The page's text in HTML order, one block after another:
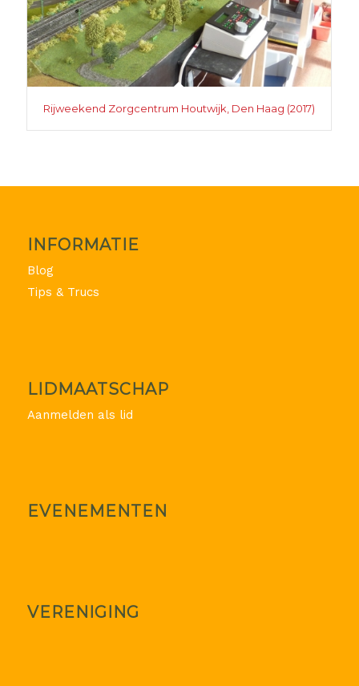
Rijweekend Zorgcentrum Houtwijk, Den Haag (2017)
INFORMATIE
Blog
Tips & Trucs
LIDMAATSCHAP
Aanmelden als lid
EVENEMENTEN
VERENIGING